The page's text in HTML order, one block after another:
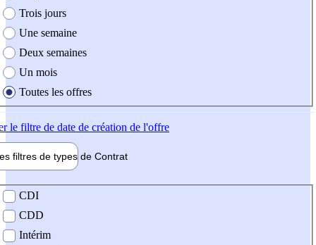
Trois jours
Une semaine
Deux semaines
Un mois
Toutes les offres
le filtre de date de création de l'offre
filtres de types de Contrat
contrat
CDI
CDD
Intérim